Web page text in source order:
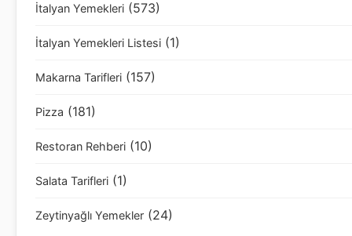
İtalyan Yemekleri (573)
İtalyan Yemekleri Listesi (1)
Makarna Tarifleri (157)
Pizza (181)
Restoran Rehberi (10)
Salata Tarifleri (1)
Zeytinyağlı Yemekler (24)